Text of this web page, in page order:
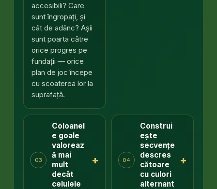
accesibili? Care
sunt îngropați, și
cât de adânc? Așii
sunt poarta către
orice progres pe
fundații — orice
plan de joc începe
cu scoaterea lor la
suprafață.
03
Coloanel
e goale
valoreaz
ă mai
mult
decât
celulele
+ 04
Construi
ește
secvențe
descres
cătoare
cu culori
alternant
+